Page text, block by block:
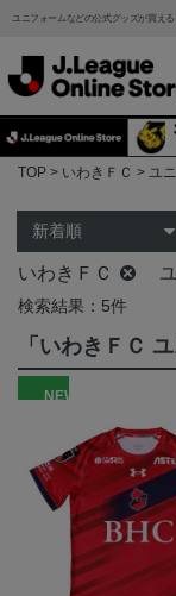
ユニフォームなどの公式グッズが買える
TOP いわきＦＣ ユ
いわきＦＣ
検索結果：5件
「いわきＦＣ
NEW